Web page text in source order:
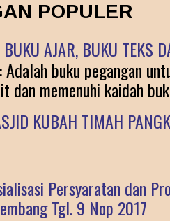
POPULER
BUKU AJAR, BUKU TEKS
Adalah buku pegangan
dan memenuhi kaidah
KUBAH TIMAH
Persyaratan dan
Tgl. 9 Nop 2017